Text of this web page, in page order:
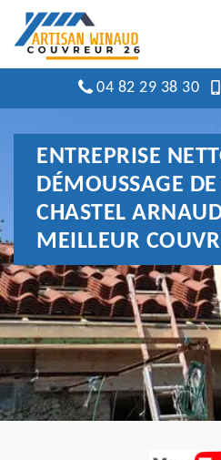
04 82 29 38 30
ENTREPRISE
DÉMOUSSAGE
CHASTEL
MEILLEUR